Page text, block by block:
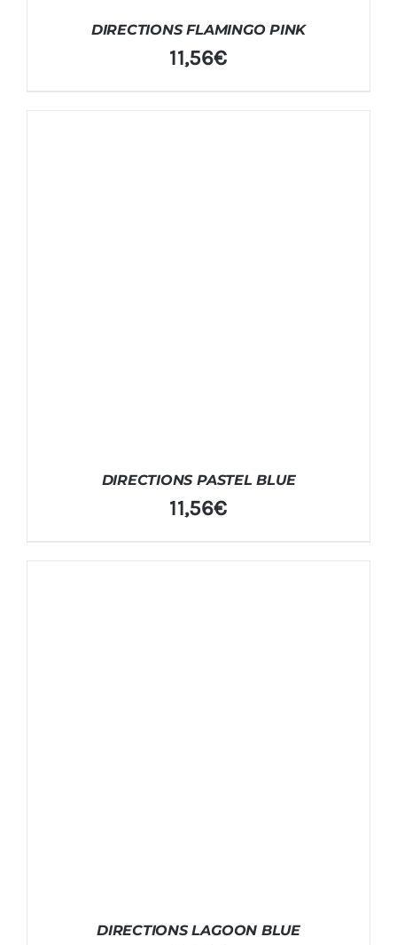
DIRECTIONS FLAMINGO PINK
11,56€
DIRECTIONS PASTEL BLUE
11,56€
DIRECTIONS LAGOON BLUE